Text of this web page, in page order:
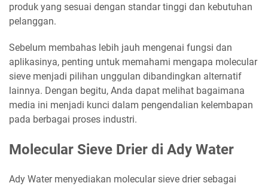
produk yang sesuai dengan standar tinggi dan kebutuhan
pelanggan.
Sebelum membahas lebih jauh mengenai fungsi dan
aplikasinya, penting untuk memahami mengapa molecular
sieve menjadi pilihan unggulan dibandingkan alternatif
lainnya. Dengan begitu, Anda dapat melihat bagaimana
media ini menjadi kunci dalam pengendalian kelembapan
pada berbagai proses industri.
Molecular Sieve Drier di Ady Water
Ady Water menyediakan molecular sieve drier sebagai